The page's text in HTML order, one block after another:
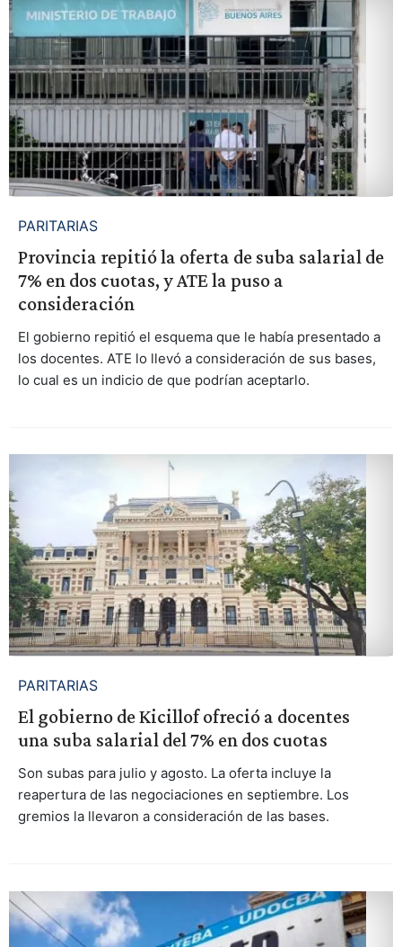
PARITARIAS
Provincia repitió la oferta de suba salarial de
7% en dos cuotas, y ATE la puso a
consideración
El gobierno repitió el esquema que le había presentado a
los docentes. ATE lo llevó a consideración de sus bases,
lo cual es un indicio de que podrían aceptarlo.
PARITARIAS
El gobierno de Kicillof ofreció a docentes
una suba salarial del 7% en dos cuotas
Son subas para julio y agosto. La oferta incluye la
reapertura de las negociaciones en septiembre. Los
gremios la llevaron a consideración de las bases.